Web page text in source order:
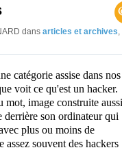
dans articles et archives,
catégorie assise dans nos
voit ce qu'est un hacker.
mot, image construite aussi
derrière son ordinateur qui
plus ou moins de
souvent des hackers